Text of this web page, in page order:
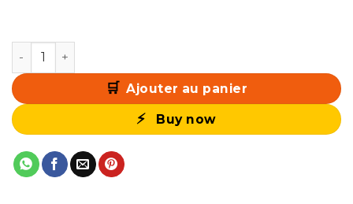
quantité de Nintendo Switch 2 Neuve + Pochette +
Ajouter au panier
Buy now